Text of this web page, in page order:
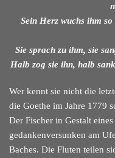
Sein Herz wuchs ihm
Sie sprach zu ihm, sie
Halb zog sie ihn, halb
Wer kennt sie nicht die
die Goethe im Jahre 1779
Der Fischer in Gestalt
gedankenversunken am
Baches. Die Fluten teilen